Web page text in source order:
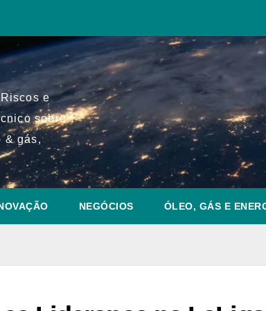
e
sobre
& gás,
NEGÓCIOS ÓLEO, GÁS E